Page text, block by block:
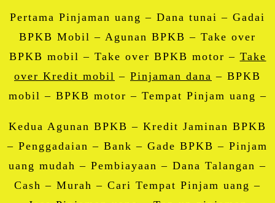
Pertama Pinjaman uang – Dana tunai – Gadai
BPKB Mobil – Agunan BPKB – Take over
BPKB mobil – Take over BPKB motor – Take
over Kredit mobil – Pinjaman dana – BPKB
mobil – BPKB motor – Tempat Pinjam uang –
Kedua Agunan BPKB – Kredit Jaminan BPKB
– Penggadaian – Bank – Gade BPKB – Pinjam
uang mudah – Pembiayaan – Dana Talangan –
Cash – Murah – Cari Tempat Pinjam uang –